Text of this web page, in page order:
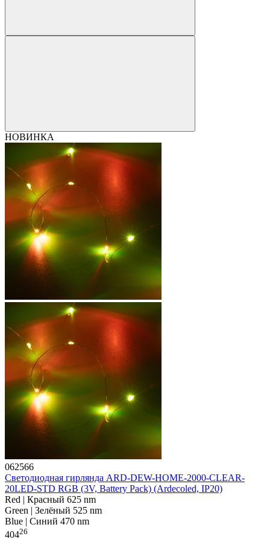
НОВИНКА
062566
Светодиодная гирлянда ARD-DEW-HOME-2000-CLEAR-
20LED-STD RGB (3V, Battery Pack) (Ardecoled, IP20)
Red | Красный 625 nm
Green | Зелёный 525 nm
Blue | Синий 470 nm
40426